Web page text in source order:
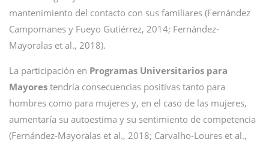
mantenimiento del contacto con sus familiares (Fernández
Campomanes y Fueyo Gutiérrez, 2014; Fernández-
Mayoralas et al., 2018).
La participación en Programas Universitarios para
Mayores tendría consecuencias positivas tanto para
hombres como para mujeres y, en el caso de las mujeres,
aumentaría su autoestima y su sentimiento de competencia
(Fernández-Mayoralas et al., 2018; Carvalho-Loures et al.,